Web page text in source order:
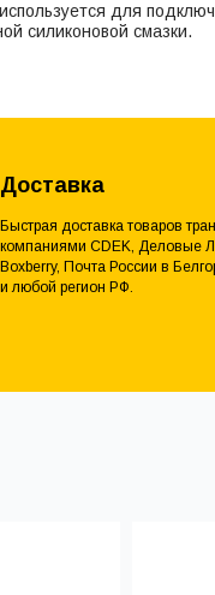
для
силиконовой смазки.
Доставка
Быстрая доставка товаров
компаниями CDEK, Деловые
Boxberry, Почта России в
и любой регион РФ.